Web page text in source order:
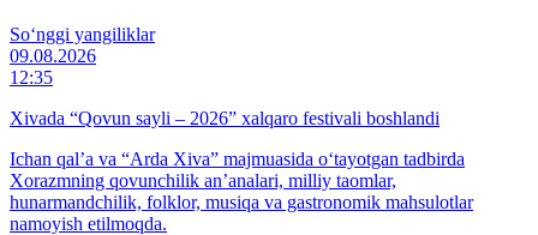
So‘nggi yangiliklar
09.08.2026
12:35
Xivada “Qovun sayli – 2026” xalqaro festivali boshlandi
Ichan qal’a va “Arda Xiva” majmuasida o‘tayotgan tadbirda
Xorazmning qovunchilik an’analari, milliy taomlar,
hunarmandchilik, folklor, musiqa va gastronomik mahsulotlar
namoyish etilmoqda.